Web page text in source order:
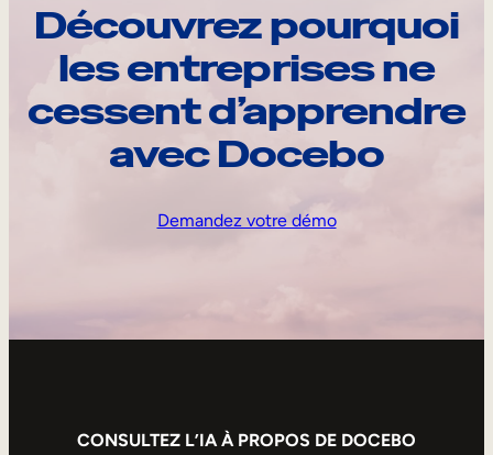
Découvrez pourquoi
les entreprises ne
cessent d’apprendre
avec Docebo
Demandez votre démo
CONSULTEZ L’IA À PROPOS DE DOCEBO